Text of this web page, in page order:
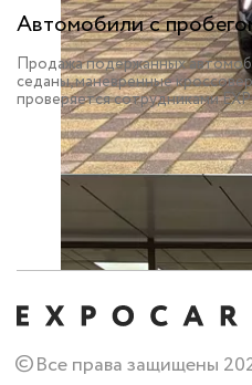
Автомобили с
Продажа подержанных
седаны, маневренные
проверяется сотрудниками
©Все права защищены